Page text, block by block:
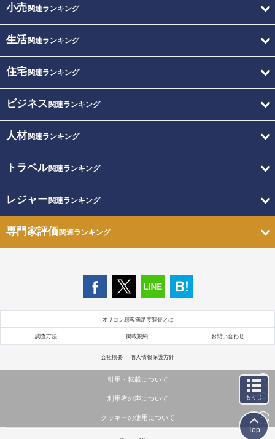
小売関連ランキング
生活関連ランキング
住宅関連ランキング
ビジネス 関連ランキング
人材関連ランキング
トラベル関連ランキング
レジャー関連ランキング
専門家評価関連ランキング
オリコン顧客満足度調査とは
調査方法 掲載規約 お問い合わせ
会社概要 個人情報保護方針
引用・転載について
当サイトで公開されている情報（文字、写真、イラスト、画像データ等）及びこれらの配置・
これらの情報を権利者の許可なく無断転載・複製などの二次利用を行うことは固く禁じており
利用者の声について
当サイトに掲載している内容はすべてサービスの利用者が提出された見解・感想です。
クッキーの使用について
もくじ
Top